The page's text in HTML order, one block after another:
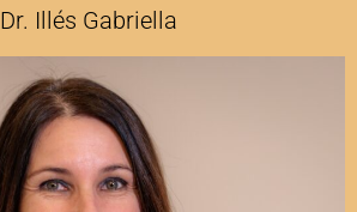
Dr. Illés Gabriella